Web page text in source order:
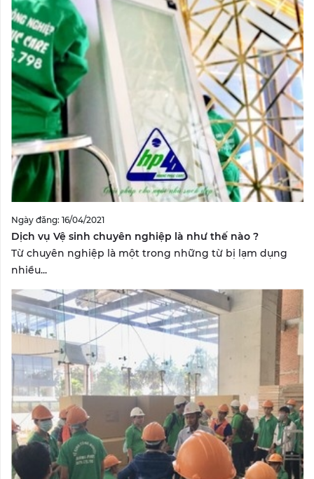
Ngày đăng: 16/04/2021
Dịch vụ Vệ sinh chuyên nghiệp là như thế nào ?
Từ chuyên nghiệp là một trong những từ bị lạm dụng
nhiều...